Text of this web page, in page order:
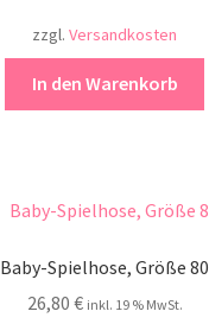
zzgl. Versandkosten
In den Warenkorb
Baby-Spielhose, Größe 80
26,80 € inkl. 19 % MwSt.